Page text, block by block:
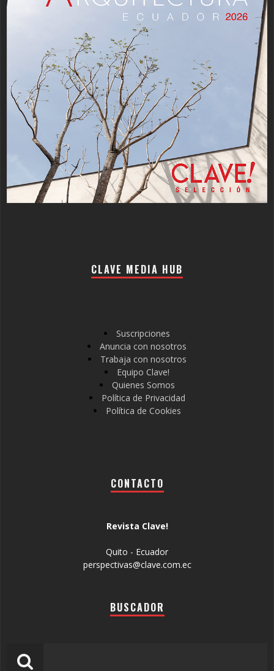
CLAVE MEDIA HUB
Suscripciones
Anuncia con nosotros
Trabaja con nosotros
Equipo Clave!
Quienes Somos
Política de Privacidad
Política de Cookies
CONTACTO
Revista Clave!
Quito - Ecuador
perspectivas@clave.com.ec
BUSCADOR